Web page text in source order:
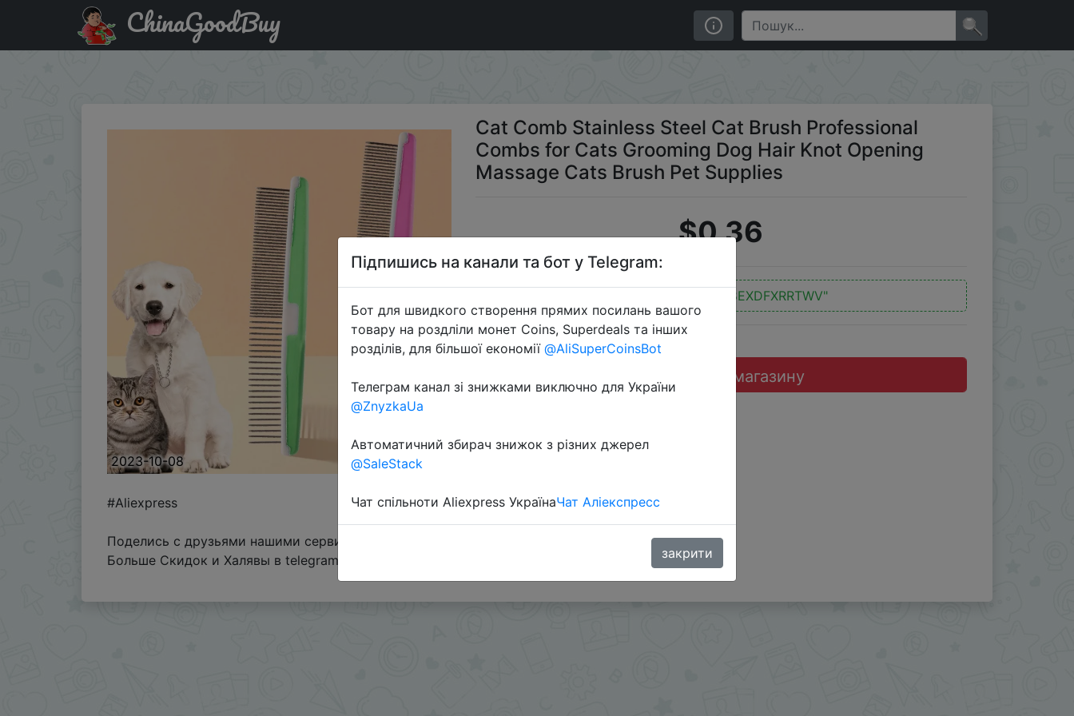
Паридбати з промокодом Q8EXDFXRRTWV Cat Comb Stainless Steel Cat Brush Professional Combs for Cats Grooming Dog Hair Knot Opening Massage Cats Brush Pet
ChinaGoodBuy
2023-10-08
Cat Comb Stainless Steel Cat Brush Professional
Combs for Cats Grooming Dog Hair Knot Opening
Massage Cats Brush Pet Supplies
$0.36
"Q8EXDFXRRTWV"
Перейти до магазину
#Aliexpress
Поделись с друзьями нашими сервисами - @Skidkovozik
Больше Скидок и Халявы в telegram
Підпишись на канали та бот у Telegram:
Бот для швидкого створення прямих посилань вашого
товару на роздліли монет Coins, Superdeals та інших
розділів, для більшої економії @AliSuperCoinsBot
Телеграм канал зі знижками виключно для України
@ZnyzkaUa
Автоматичний збирач знижок з різних джерел
@SaleStack
Чат спільноти Aliexpress УкраїнаЧат Аліекспресс
закрити